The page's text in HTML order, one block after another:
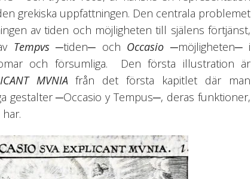
grekiska uppfattningen. Den centrala problemet
av tiden och möjligheten till själens förtjänst,
Tempvs─tiden─ och Occasio ─möjligheten─ i
och försumliga. Den första illustration är
MVNIAfrån det första kapitlet där man
gestalter ─Occasio y Tempus─, deras funktioner,